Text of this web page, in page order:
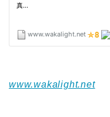
www.wakalight.net